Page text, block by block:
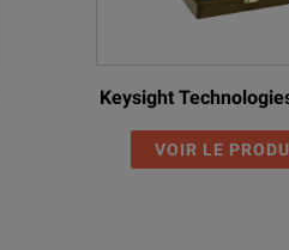
Keysight
VOIR LE